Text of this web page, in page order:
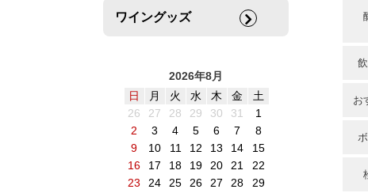
ワイングッズ
2026年8月
日
月 火 水 木 金
土
26
27 28 29 30 31
1
2
3 4 5 6 7
8
9
10 11 12 13 14
15
16
17 18 19 20 21
22
23
24 25 26 27 28
29
お